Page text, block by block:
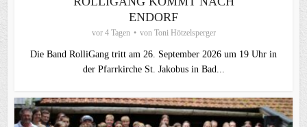
ENDORF
vor 4 Tagen von Toni Hötzelsperger
Die Band RolliGang tritt am 26. September 2026 um 19 Uhr in
der Pfarrkirche St. Jakobus in Bad...